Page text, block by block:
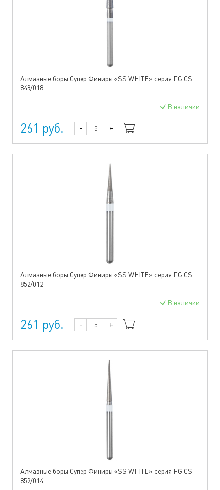
Алмазные боры Супер Финиры «SS WHITE» серия FG CS
848/018
В наличии
261 руб. - +
Алмазные боры Супер Финиры «SS WHITE» серия FG CS
852/012
В наличии
261 руб. - +
Алмазные боры Супер Финиры «SS WHITE» серия FG CS
859/014